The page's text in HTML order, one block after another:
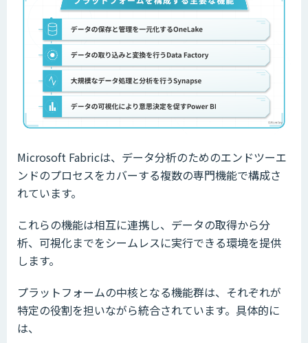
Microsoft Fabricは、データ分析のためのエンドツーエ
ンドのプロセスをカバーする複数の専門機能で構成さ
れています。
これらの機能は相互に連携し、データの取得から分
析、可視化までをシームレスに実行できる環境を提供
します。
プラットフォームの中核となる機能群は、それぞれが
特定の役割を担いながら統合されています。具体的に
は、